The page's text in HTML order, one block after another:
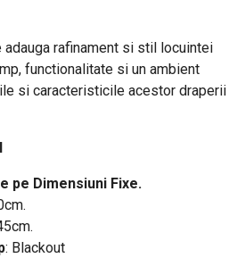
rafinament si stil locuintei
functionalitate si un ambient
si caracteristicile acestor draperii
pe Dimensiuni Fixe.
.
: Blackout